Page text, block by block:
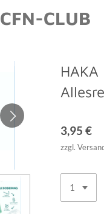
CFN-CLUB
HAKA
3,95 €
zzgl.